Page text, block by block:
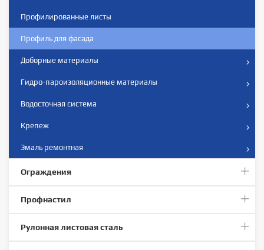
Профилированныe листы
Профиль для фасада
Доборные материалы
Гидро-пароизоляционные материалы
Водосточная система
Крепеж
Эмаль ремонтная
Ограждения
Профнастил
Рулонная листовая сталь